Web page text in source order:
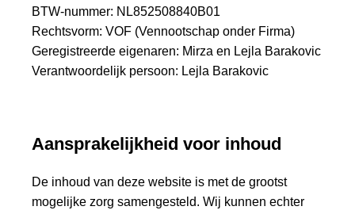
BTW-nummer: NL852508840B01
Rechtsvorm: VOF (Vennootschap onder Firma)
Geregistreerde eigenaren: Mirza en Lejla Barakovic
Verantwoordelijk persoon: Lejla Barakovic
Aansprakelijkheid voor inhoud
De inhoud van deze website is met de grootst
mogelijke zorg samengesteld. Wij kunnen echter